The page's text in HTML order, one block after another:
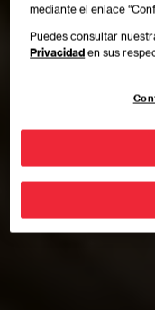
mediante el enlace
Puedes consultar
Privacidad en sus